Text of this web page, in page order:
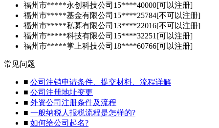
福州市*****永创科技公司 15****40000[可以注册]
福州市*****基金有限公司 15****25784[不可以注册]
福州市*****私募有限公司 13****22016[不可以注册]
福州市*****科技有限公司 15****32251[可以注册]
福州市*****掌上科技公司 18****60766[可以注册]
常见问题
■ 公司注销申请条件、提交材料、流程详解
■ 公司注册地址变更
■ 外资公司注册条件及流程
■ 一般纳税人报税流程是怎样的?
■ 如何给公司起名?